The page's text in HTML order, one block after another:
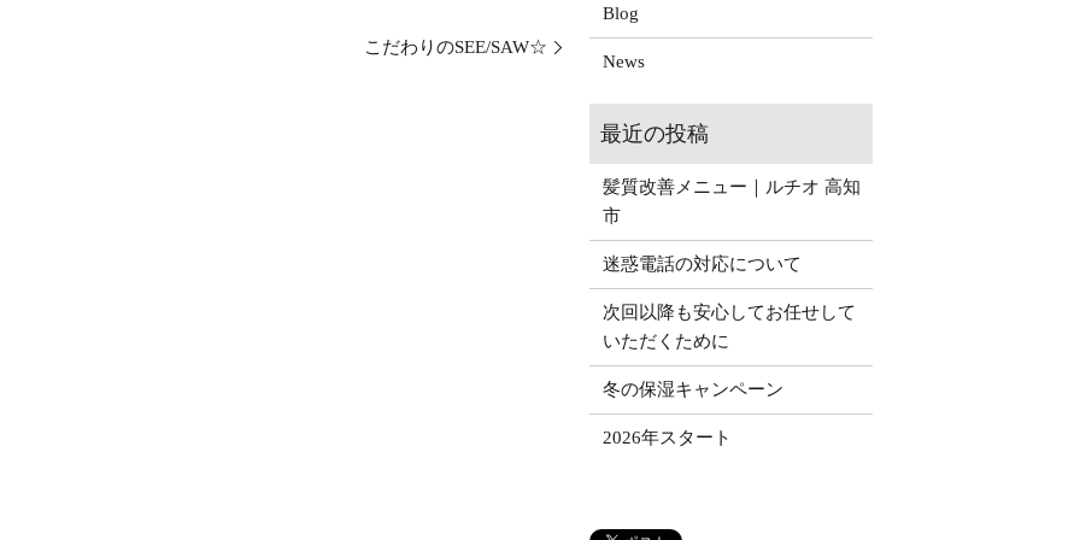
こだわりのSEE/SAW☆
Blog
News
髪質改善メニュー｜ルチオ 高知
市
迷惑電話の対応について
次回以降も安心してお任せして
いただくために
冬の保湿キャンペーン
2026年スタート